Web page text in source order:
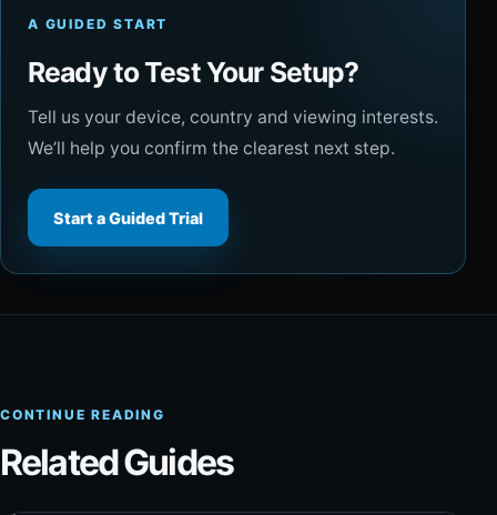
A GUIDED START
Ready to Test Your Setup?
Tell us your device, country and viewing interests.
We’ll help you confirm the clearest next step.
Start a Guided Trial
CONTINUE READING
Related Guides